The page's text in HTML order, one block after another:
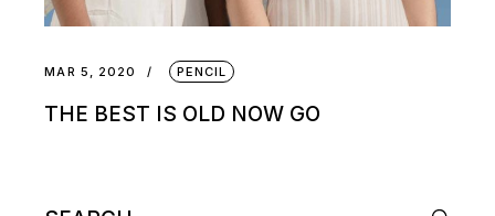
MAR 5, 2020 PENCIL
THE BEST IS OLD NOW GO